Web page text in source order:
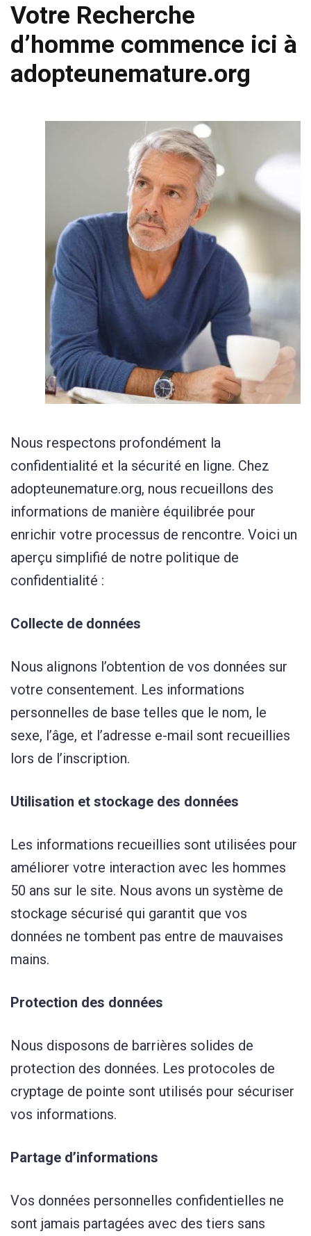
Votre Recherche
d’homme commence ici à
adopteunemature.org
Nous respectons profondément la
confidentialité et la sécurité en ligne. Chez
adopteunemature.org, nous recueillons des
informations de manière équilibrée pour
enrichir votre processus de rencontre. Voici un
aperçu simplifié de notre politique de
confidentialité :
Collecte de données
Nous alignons l’obtention de vos données sur
votre consentement. Les informations
personnelles de base telles que le nom, le
sexe, l’âge, et l’adresse e-mail sont recueillies
lors de l’inscription.
Utilisation et stockage des données
Les informations recueillies sont utilisées pour
améliorer votre interaction avec les hommes
50 ans sur le site. Nous avons un système de
stockage sécurisé qui garantit que vos
données ne tombent pas entre de mauvaises
mains.
Protection des données
Nous disposons de barrières solides de
protection des données. Les protocoles de
cryptage de pointe sont utilisés pour sécuriser
vos informations.
Partage d’informations
Vos données personnelles confidentielles ne
sont jamais partagées avec des tiers sans